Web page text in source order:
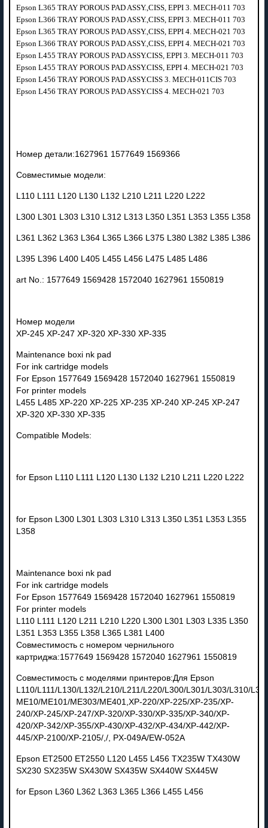
Epson L365 TRAY POROUS PAD ASSY.,CISS, EPPI 3. MECH-011 703
Epson L366 TRAY POROUS PAD ASSY.,CISS, EPPI 3. MECH-011 703
Epson L365 TRAY POROUS PAD ASSY.,CISS, EPPI 4. MECH-021 703
Epson L366 TRAY POROUS PAD ASSY.,CISS, EPPI 4. MECH-021 703
Epson L455 TRAY POROUS PAD ASSY.CISS, EPPI 3. MECH-011 703
Epson L455 TRAY POROUS PAD ASSY.CISS, EPPI 4. MECH-021 703
Epson L456 TRAY POROUS PAD ASSY.CISS 3. MECH-011CIS 703
Epson L456 TRAY POROUS PAD ASSY.CISS 4. MECH-021 703
Номер детали:1627961 1577649 1569366
Совместимые модели:
L110 L111 L120 L130 L132 L210 L211 L220 L222
L300 L301 L303 L310 L312 L313 L350 L351 L353 L355 L358
L361 L362 L363 L364 L365 L366 L375 L380 L382 L385 L386
L395 L396 L400 L405 L455 L456 L475 L485 L486
art No.: 1577649 1569428 1572040 1627961 1550819
Номер модели
XP-245 XP-247 XP-320 XP-330 XP-335
Maintenance boxi nk pad
For ink cartridge models
For Epson 1577649 1569428 1572040 1627961 1550819
For printer models
L455 L485 XP-220 XP-225 XP-235 XP-240 XP-245 XP-247
XP-320 XP-330 XP-335
Compatible Models:
for Epson L110 L111 L120 L130 L132 L210 L211 L220 L222
for Epson L300 L301 L303 L310 L313 L350 L351 L353 L355
L358
Maintenance boxi nk pad
For ink cartridge models
For Epson 1577649 1569428 1572040 1627961 1550819
For printer models
L110 L111 L120 L211 L210 L220 L300 L301 L303 L335 L350
L351 L353 L355 L358 L365 L381 L400
Совместимость с номером чернильного
картриджа:1577649 1569428 1572040 1627961 1550819
Совместимость с моделями принтеров:Для Epson
L110/L111/L130/L132/L210/L211/L220/L300/L301/L303/L310/
ME10/ME101/ME303/ME401,XP-220/XP-225/XP-235/XP-
240/XP-245/XP-247/XP-320/XP-330/XP-335/XP-340/XP-
420/XP-342/XP-355/XP-430/XP-432/XP-434/XP-442/XP-
445/XP-2100/XP-2105/,/, PX-049A/EW-052A
Epson ET2500 ET2550 L120 L455 L456 TX235W TX430W
SX230 SX235W SX430W SX435W SX440W SX445W
for Epson L360 L362 L363 L365 L366 L455 L456